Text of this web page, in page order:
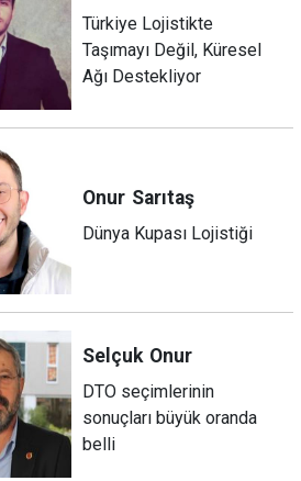
Türkiye Lojistikte
Taşımayı Değil, Küresel
Ağı Destekliyor
Onur Sarıtaş
Dünya Kupası Lojistiği
Selçuk Onur
DTO seçimlerinin
sonuçları büyük oranda
belli